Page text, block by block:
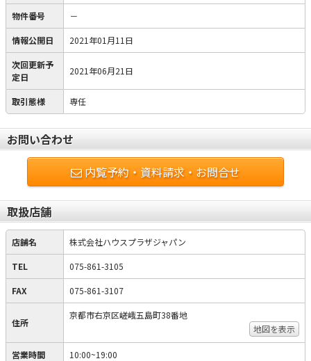
物件番号 －
情報公開日 2021年01月11日
次回更新予
定日
2021年06月21日
取引態様 専任
お問い合わせ
内覧予約・資料請求・お問合せ
取扱店舗
店舗名 株式会社ハウスプラザジャパン
TEL 075-861-3105
FAX 075-861-3107
住所
京都市右京区嵯峨五島町38番地
地図を表示
営業時間 10:00~19:00